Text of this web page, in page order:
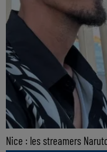
Nice : les streamers